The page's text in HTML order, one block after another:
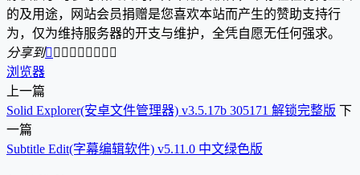
的及用途，网站会员捐赠是您喜欢本站而产生的赞助支持行
为，仅为维持服务器的开支与维护，全凭自愿无任何强求。
分享到        
浏览器
上一篇
Solid Explorer(安卓文件管理器) v3.5.17b 305171 解锁完整版 下
一篇
Subtitle Edit(字幕编辑软件) v5.11.0 中文绿色版